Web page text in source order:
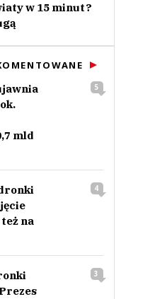
w 15 minut?
mld
5
na
4
3